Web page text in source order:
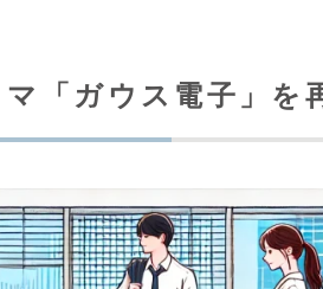
「ガウス電子」を